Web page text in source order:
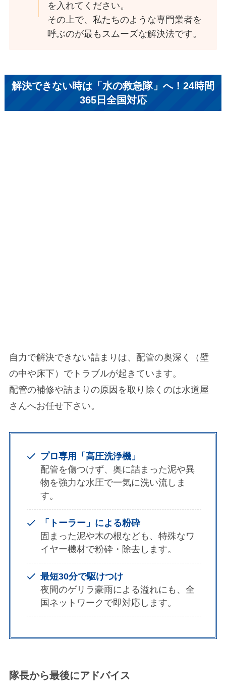
を入れてください。
その上で、私たちのような専門業者を
呼ぶのが最もスムーズな解決法です。
解決できない時は「水の救急隊」へ！24時間
365日全国対応
自力で解決できない詰まりは、配管の奥深く（壁
の中や床下）でトラブルが起きています。
配管の補修や詰まりの原因を取り除くのは水道屋
さんへお任せ下さい。
プロ専用「高圧洗浄機」
配管を傷つけず、奥に詰まった泥や異
物を強力な水圧で一気に洗い流しま
す。
「トーラー」による粉砕
固まった泥や木の根なども、特殊なワ
イヤー機材で粉砕・除去します。
最短30分で駆けつけ
夜間のゲリラ豪雨による溢れにも、全
国ネットワークで即対応します。
隊長から最後にアドバイス